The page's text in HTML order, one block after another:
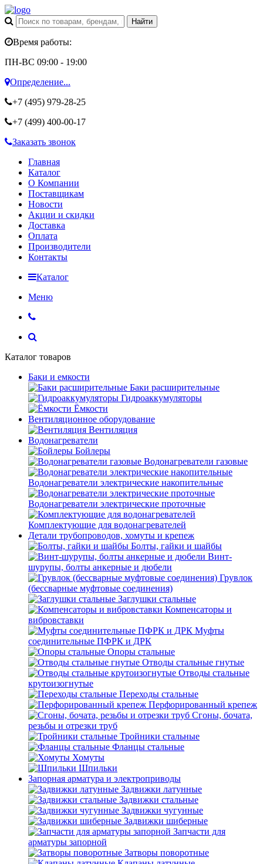
Время работы:
ПН-ВС 09:00 - 19:00
Определение...
+7 (495) 979-28-25
+7 (499) 400-00-17
Заказать звонок
Главная
Каталог
О Компании
Поставщикам
Новости
Акции и скидки
Доставка
Оплата
Производители
Контакты
Каталог
Меню
Каталог товаров
Баки и емкости
Баки расширительные
Гидроаккумуляторы
Ёмкости
Вентиляционное оборудование
Вентиляция
Водонагреватели
Бойлеры
Водонагреватели газовые
Водонагреватели электрические накопительные
Водонагреватели электрические проточные
Комплектующие для водонагревателей
Детали трубопроводов, хомуты и крепеж
Болты, гайки и шайбы
Винт-
шурупы, болты анкерные и дюбели
Грувлок
(бессварные муфтовые соединения)
Заглушки стальные
Компенсаторы и
вибровставки
Муфты
соединительные ПФРК и ДРК
Опоры стальные
Отводы стальные гнутые
Отводы стальные
крутоизогнутые
Переходы стальные
Перфорированный крепеж
Сгоны, бочата,
резьбы и отрезки труб
Тройники стальные
Фланцы стальные
Хомуты
Шпильки
Запорная арматура и электроприводы
Задвижки латунные
Задвижки стальные
Задвижки чугунные
Задвижки шиберные
Запчасти для
арматуры запорной
Затворы поворотные